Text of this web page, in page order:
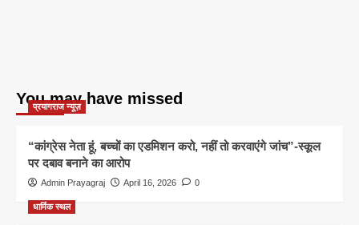
You may have missed
प्रयागराज न्यूज़
“कांग्रेस नेता हूं, बच्चों का एडमिशन करो, नहीं तो करवाएंगे जांच”-स्कूल
पर दबाव बनाने का आरोप
Admin Prayagraj April 16, 2026 0
धार्मिक स्थल